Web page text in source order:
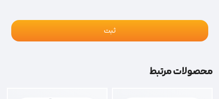
محصولات مرتبط